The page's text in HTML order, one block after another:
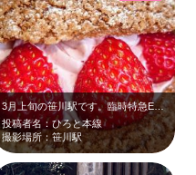
3月上旬の笹川駅です。臨時特急E257ちばのいちご紀行号に乗車し、笹川駅でいち…
投稿者名：ひろと本線
撮影場所：笹川駅